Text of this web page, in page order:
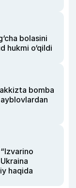
bolasini
hukmi o‘qildi
bomba
haqida